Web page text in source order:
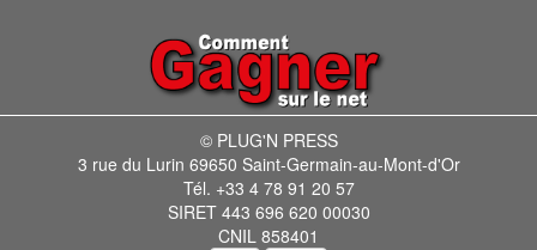
© PLUG'N PRESS
3 rue du Lurin 69650 Saint-Germain-au-Mont-d'Or
Tél. +33 4 78 91 20 57
SIRET 443 696 620 00030
CNIL 858401